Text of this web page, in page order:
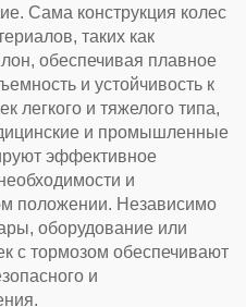
Сама конструкция колес
таких как
обеспечивая плавное
и устойчивость к
легкого и тяжелого типа,
и промышленные
эффективное
и
положении. Независимо
оборудование или
с тормозом обеспечивают
и